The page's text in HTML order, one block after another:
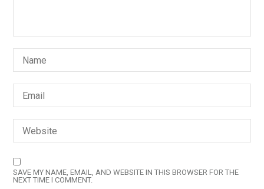
SAVE MY NAME, EMAIL, AND WEBSITE IN THIS BROWSER FOR THE
NEXT TIME I COMMENT.